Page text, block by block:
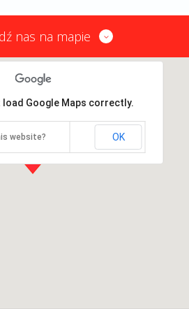
nas na mapie
load Google Maps correctly.
website? OK